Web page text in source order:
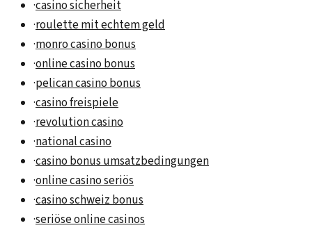
·casino sicherheit
·roulette mit echtem geld
·monro casino bonus
·online casino bonus
·pelican casino bonus
·casino freispiele
·revolution casino
·national casino
·casino bonus umsatzbedingungen
·online casino seriös
·casino schweiz bonus
·seriöse online casinos